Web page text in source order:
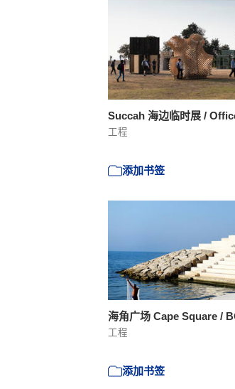
Succah 海边临时展 /
工程
添加书签
海角广场 Cape Square /
工程
添加书签